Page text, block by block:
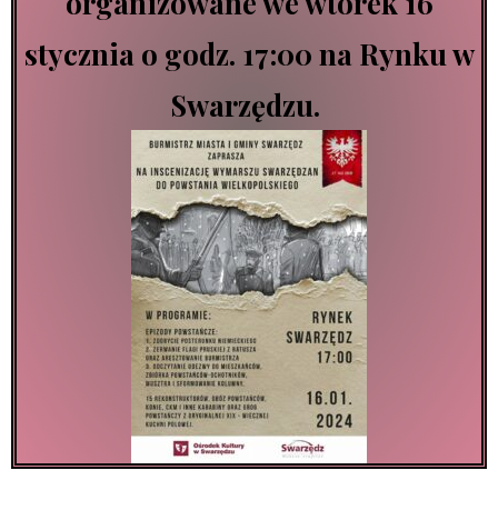
stycznia o godz. 17:00 na Rynku w
Swarzędzu.